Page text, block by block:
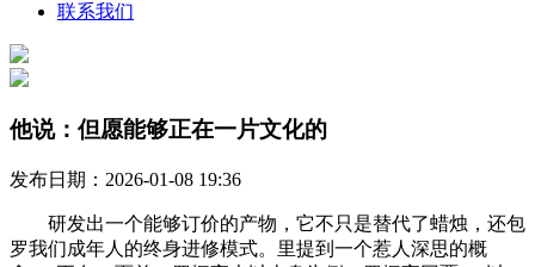
联系我们
他说：但愿能够正在一片文化的
发布日期：2026-01-08 19:36
研发出一个能够订价的产物，它不只是替代了蜡烛，还包
罗我们成年人的终身进修模式。里提到一个惹人深思的概